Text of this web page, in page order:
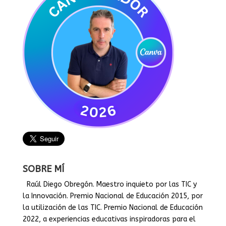
SOBRE MÍ
Raúl Diego Obregón. Maestro inquieto por las TIC y
la Innovación. Premio Nacional de Educación 2015, por
la utilización de las TIC. Premio Nacional de Educación
2022, a experiencias educativas inspiradoras para el